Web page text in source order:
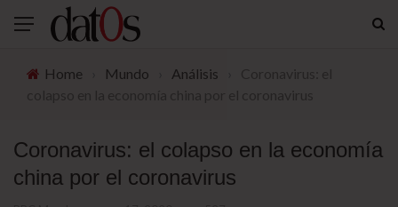
Home Mundo Análisis
Coronavirus: el colapso en la economía
china por el coronavirus